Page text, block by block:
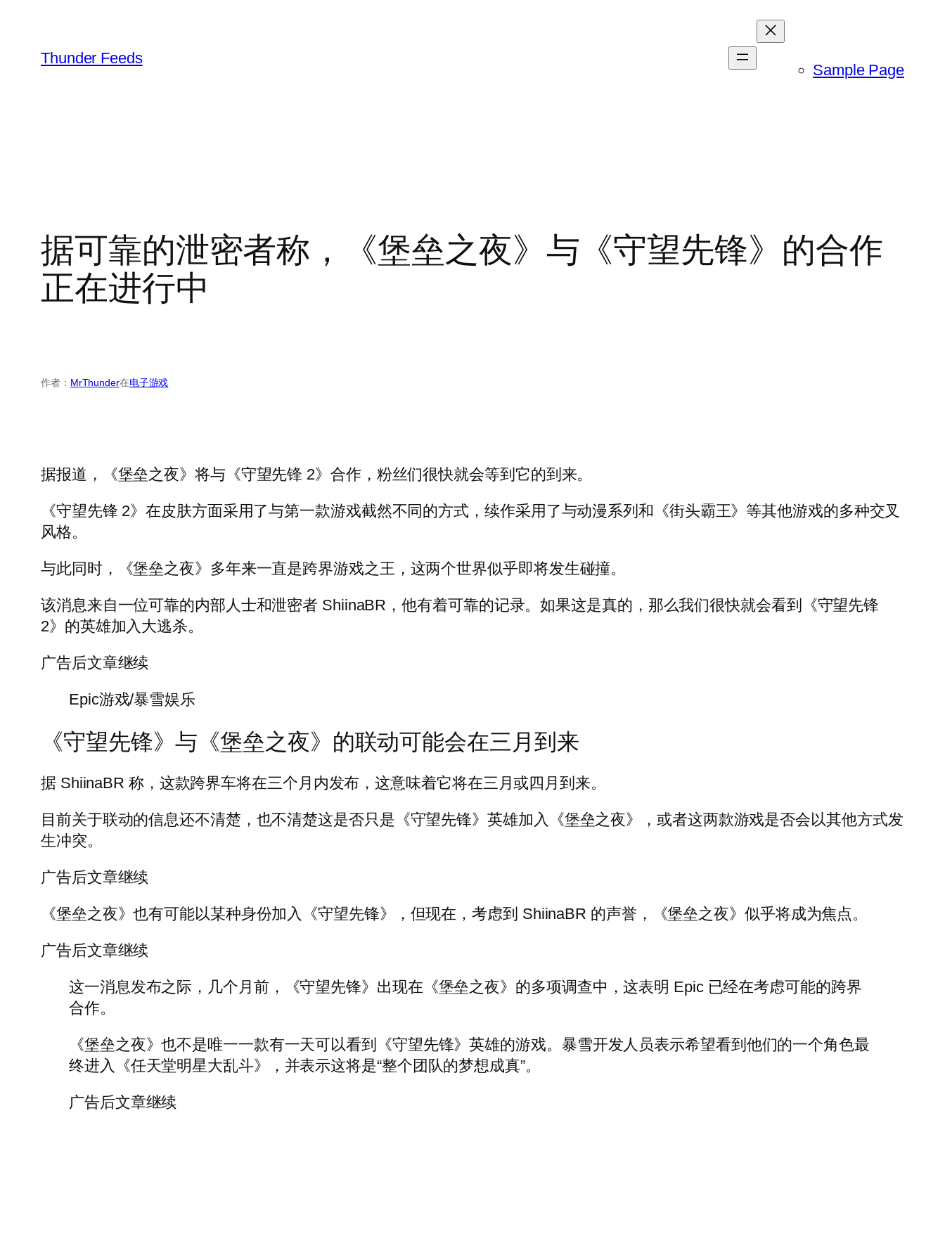
Thunder Feeds
Sample Page
据可靠的泄密者称，《堡垒之夜》与《守望先锋》的合作
正在进行中
作者： MrThunder在电子游戏
据报道，《堡垒之夜》将与《守望先锋 2》合作，粉丝们很快就会等到它的到来。
《守望先锋 2》在皮肤方面采用了与第一款游戏截然不同的方式，续作采用了与动漫系列和《街头霸王》等其他游戏的多种交叉
风格。
与此同时，《堡垒之夜》多年来一直是跨界游戏之王，这两个世界似乎即将发生碰撞。
该消息来自一位可靠的内部人士和泄密者 ShiinaBR，他有着可靠的记录。如果这是真的，那么我们很快就会看到《守望先锋
2》的英雄加入大逃杀。
广告后文章继续
Epic游戏/暴雪娱乐
《守望先锋》与《堡垒之夜》的联动可能会在三月到来
据 ShiinaBR 称，这款跨界车将在三个月内发布，这意味着它将在三月或四月到来。
目前关于联动的信息还不清楚，也不清楚这是否只是《守望先锋》英雄加入《堡垒之夜》，或者这两款游戏是否会以其他方式发
生冲突。
广告后文章继续
《堡垒之夜》也有可能以某种身份加入《守望先锋》，但现在，考虑到 ShiinaBR 的声誉，《堡垒之夜》似乎将成为焦点。
广告后文章继续
这一消息发布之际，几个月前，《守望先锋》出现在《堡垒之夜》的多项调查中，这表明 Epic 已经在考虑可能的跨界
合作。
《堡垒之夜》也不是唯一一款有一天可以看到《守望先锋》英雄的游戏。暴雪开发人员表示希望看到他们的一个角色最
终进入《任天堂明星大乱斗》，并表示这将是“整个团队的梦想成真”。
广告后文章继续